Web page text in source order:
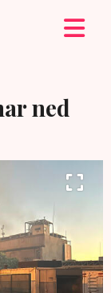
ned